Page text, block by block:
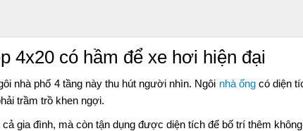
4x20 có hầm để xe hơi hiện đại
nhà phố 4 tầng này thu hút người nhìn. Ngôi nhà ốngcó diện
trầm trồ khen ngợi.
gia đình, mà còn tận dụng được diện tích để bố trí thêm